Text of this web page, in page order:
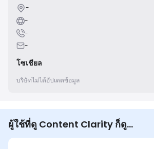
-
-
-
-
โซเชียล
บริษัทไม่ได้อัปเดตข้อมูล
ผู้ใช้ที่ดู Content Clarity ก็ดู...